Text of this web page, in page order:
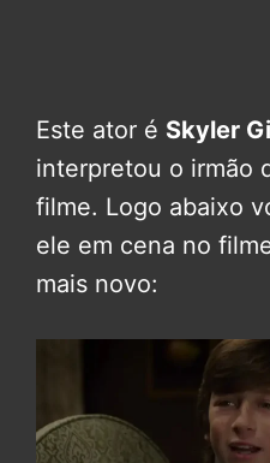
Este ator é Skyler
interpretou o irmão
filme. Logo abaixo
ele em cena no
mais novo: